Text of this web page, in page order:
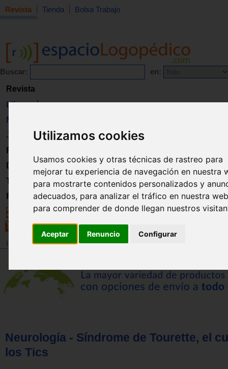
Utilizamos cookies
Usamos cookies y otras técnicas de rastreo para
mejorar tu experiencia de navegación en nuestra
para mostrarte contenidos personalizados y
adecuados, para analizar el tráfico en nuestra
para comprender de donde llegan nuestros
Aceptar Renuncio Configurar
Revista Tienda Bolsa Trabajo
Buscar: en:
Revista
Libros
Material
Juguetes
Formación
Directorio
Trabajo
Registro
Revista>Actualidad
Neurología - Síndrome de Tourette, el
los Tics